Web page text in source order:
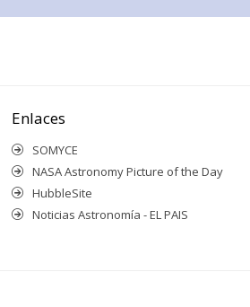
Enlaces
SOMYCE
NASA Astronomy Picture of the Day
HubbleSite
Noticias Astronomía - EL PAIS